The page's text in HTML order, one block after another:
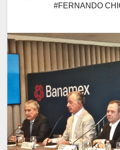
#FERNANDO